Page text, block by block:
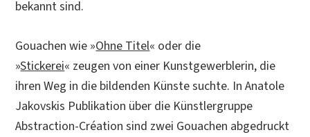
bekannt sind.
Gouachen wie »Ohne Titel« oder die
»Stickerei« zeugen von einer Kunstgewerblerin, die
ihren Weg in die bildenden Künste suchte. In Anatole
Jakovskis Publikation über die Künstlergruppe
Abstraction-Création sind zwei Gouachen abgedruckt